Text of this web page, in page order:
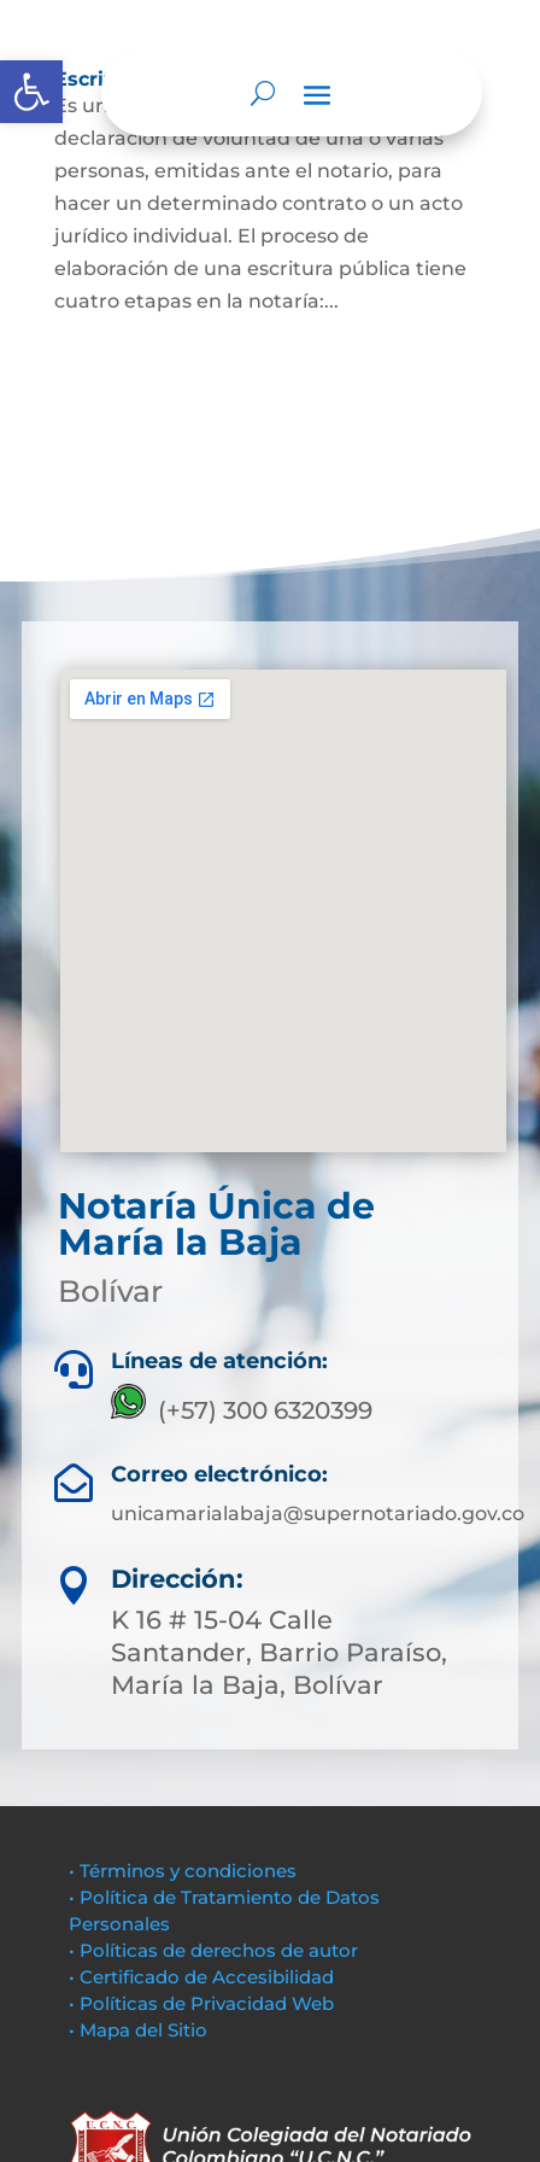
Abrir barra de herramientas
Escritura Pública
Es un documento que contiene la
declaración de voluntad de una o varias
personas, emitidas ante el notario, para
hacer un determinado contrato o un acto
jurídico individual. El proceso de
elaboración de una escritura pública tiene
cuatro etapas en la notaría:...
Notaría Única de
María la Baja
Bolívar
 Líneas de atención:
(+57) 300 6320399
 Correo electrónico:
unicamarialabaja@supernotariado.gov.co

Dirección:
K 16 # 15-04 Calle
Santander, Barrio Paraíso,
María la Baja, Bolívar
• Términos y condiciones
• Política de Tratamiento de Datos
Personales
• Políticas de derechos de autor
• Certificado de Accesibilidad
• Políticas de Privacidad Web
• Mapa del Sitio